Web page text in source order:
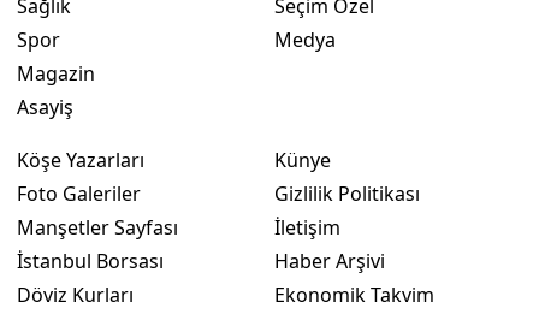
Sağlık
Spor
Magazin
Asayiş
Seçim Özel
Medya
Köşe Yazarları
Foto Galeriler
Manşetler Sayfası
İstanbul Borsası
Döviz Kurları
Künye
Gizlilik Politikası
İletişim
Haber Arşivi
Ekonomik Takvim